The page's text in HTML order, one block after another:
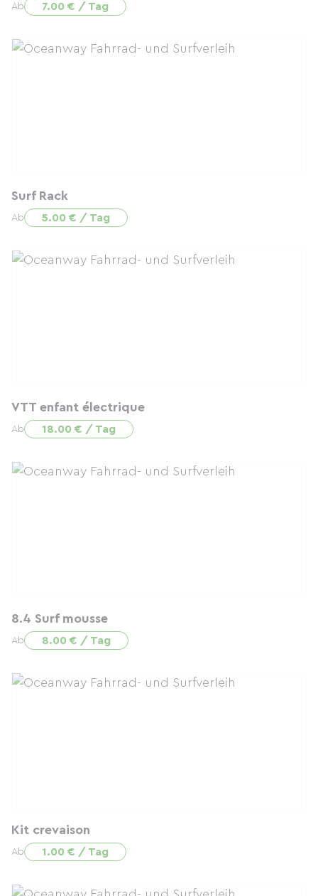
Ab 7.00 € / Tag
Surf Rack
Ab 5.00 € / Tag
VTT enfant électrique
Ab 18.00 € / Tag
8.4 Surf mousse
Ab 8.00 € / Tag
Kit crevaison
Ab 1.00 € / Tag